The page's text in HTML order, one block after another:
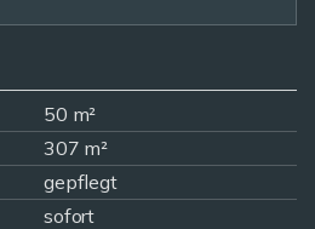
50 m²
307 m²
gepflegt
sofort